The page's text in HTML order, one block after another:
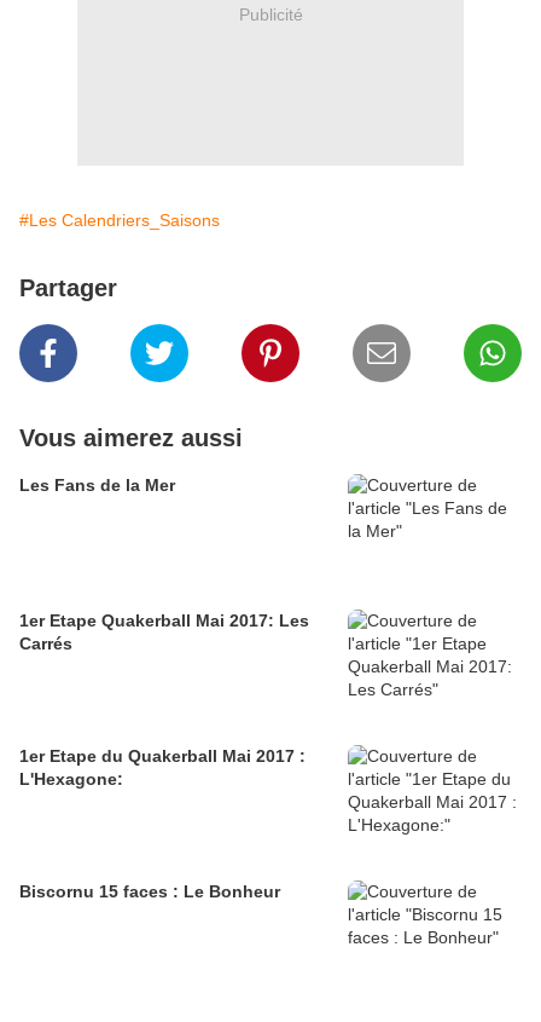
Publicité
#Les Calendriers_Saisons
Partager
Vous aimerez aussi
Les Fans de la Mer
1er Etape Quakerball Mai 2017: Les
Carrés
1er Etape du Quakerball Mai 2017 :
L'Hexagone:
Biscornu 15 faces : Le Bonheur